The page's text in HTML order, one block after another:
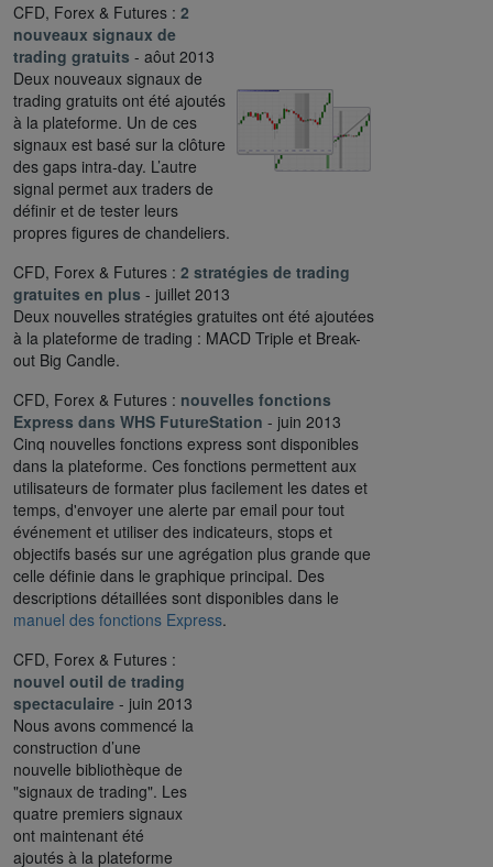
CFD, Forex & Futures : 2
nouveaux signaux de
trading gratuits - aôut 2013
Deux nouveaux signaux de
trading gratuits ont été ajoutés
à la plateforme. Un de ces
signaux est basé sur la clôture
des gaps intra-day. L’autre
signal permet aux traders de
définir et de tester leurs
propres figures de chandeliers.
CFD, Forex & Futures : 2 stratégies de trading
gratuites en plus - juillet 2013
Deux nouvelles stratégies gratuites ont été ajoutées
à la plateforme de trading : MACD Triple et Break-
out Big Candle.
CFD, Forex & Futures : nouvelles fonctions
Express dans WHS FutureStation - juin 2013
Cinq nouvelles fonctions express sont disponibles
dans la plateforme. Ces fonctions permettent aux
utilisateurs de formater plus facilement les dates et
temps, d'envoyer une alerte par email pour tout
événement et utiliser des indicateurs, stops et
objectifs basés sur une agrégation plus grande que
celle définie dans le graphique principal. Des
descriptions détaillées sont disponibles dans le
manuel des fonctions Express.
CFD, Forex & Futures :
nouvel outil de trading
spectaculaire - juin 2013
Nous avons commencé la
construction d’une
nouvelle bibliothèque de
"signaux de trading". Les
quatre premiers signaux
ont maintenant été
ajoutés à la plateforme